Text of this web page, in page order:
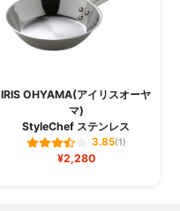
IRIS OHYAMA(アイリスオーヤ
マ)
StyleChef ステンレス
3.85(1)
¥2,280